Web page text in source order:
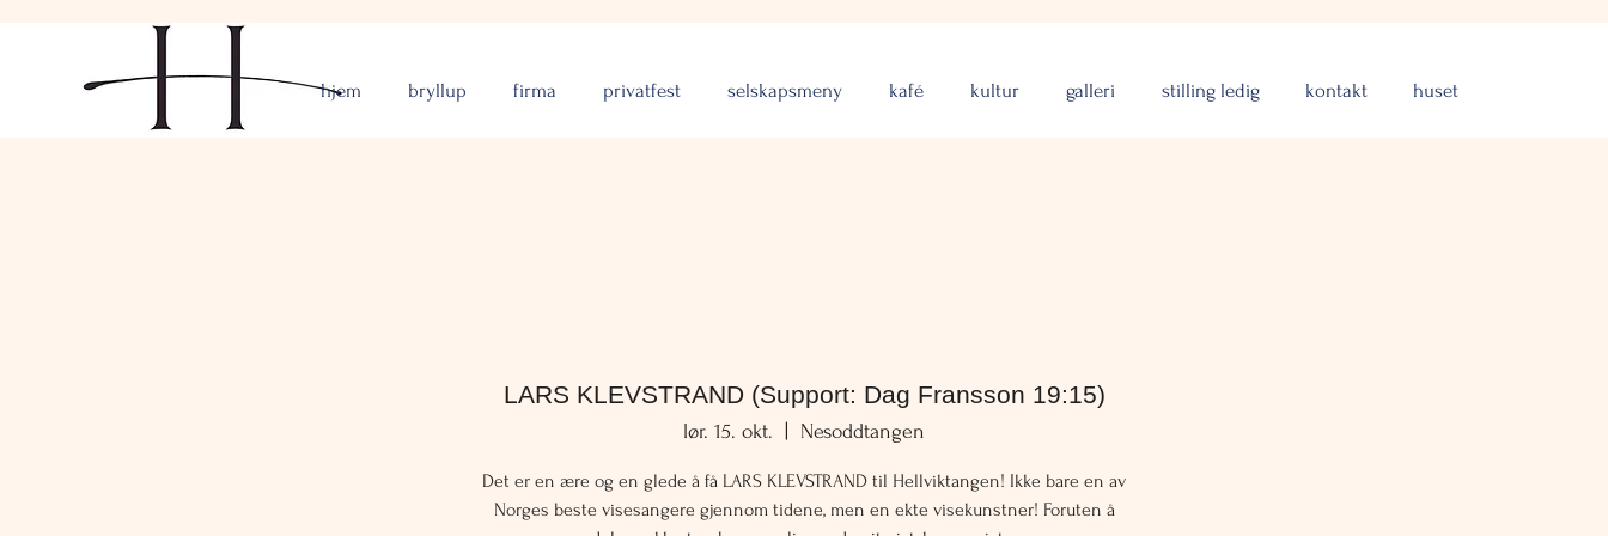
hjem bryllup firma privatfest selskapsmeny kafé kultur galleri stilling ledig kontakt huset
LARS KLEVSTRAND (Support: Dag Fransson 19:15)
lør. 15. okt. Nesoddtangen
Det er en ære og en glede å få LARS KLEVSTRAND til Hellviktangen! Ikke bare en av
Norges beste visesangere gjennom tidene, men en ekte visekunstner! Foruten å